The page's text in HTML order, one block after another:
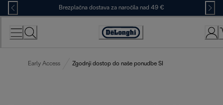
Skip
to
Content
Brezplačna dostava za naročila nad 49 €
Accessibility
Early Access Zgodnji dostop do naše ponudbe SI